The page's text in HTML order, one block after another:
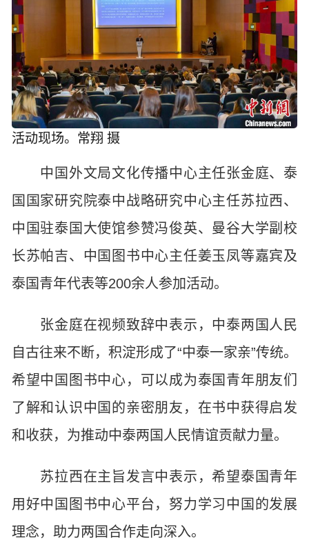
活动现场。常翔 摄
中国外文局文化传播中心主任张金庭、泰
国国家研究院泰中战略研究中心主任苏拉西、
中国驻泰国大使馆参赞冯俊英、曼谷大学副校
长苏帕吉、中国图书中心主任姜玉凤等嘉宾及
泰国青年代表等200余人参加活动。
张金庭在视频致辞中表示，中泰两国人民
自古往来不断，积淀形成了“中泰一家亲”传统。
希望中国图书中心，可以成为泰国青年朋友们
了解和认识中国的亲密朋友，在书中获得启发
和收获，为推动中泰两国人民情谊贡献力量。
苏拉西在主旨发言中表示，希望泰国青年
用好中国图书中心平台，努力学习中国的发展
理念，助力两国合作走向深入。